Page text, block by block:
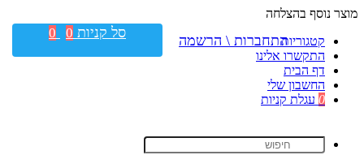
מוצר נוסף בהצלחה
קטגוריות
התקשרו אלינו
דף הבית
החשבון שלי
0 עגלת קניות
התחברות \ הרשמה סל קניות 0
0